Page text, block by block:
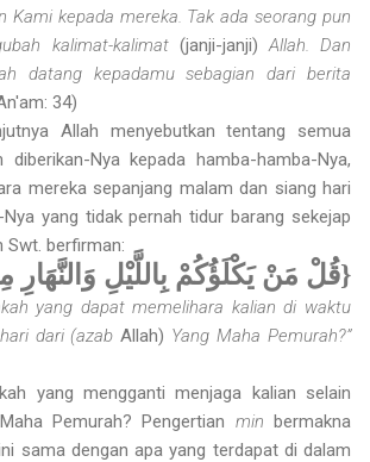
Kami kepada mereka. Tak ada seorang pun
kalimat-kalimat (janji-janji) Allah. Dan
datang kepadamu sebagian dari berita
34)
Allah menyebutkan tentang semua
Nya kepada hamba-hamba-Nya,
mereka sepanjang malam dan siang hari
yang tidak pernah tidur barang sekejap
Swt. berfirman:
{قُلْ مَنْ يَكْلَؤُكُمْ بِاللَّيْلِ
yang dapat memelihara kalian di waktu
dari (azabAllah) Yang Maha Pemurah?”
yang mengganti menjaga kalian selain
Pemurah? Pengertian minbermakna
sama dengan apa yang terdapat di dalam